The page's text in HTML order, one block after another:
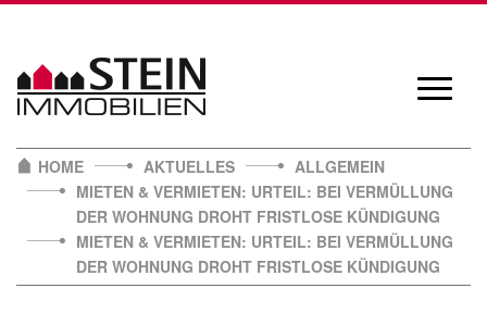
content
HOME
AKTUELLES
ALLGEMEIN
MIETEN & VERMIETEN: URTEIL: BEI VERMÜLLUNG
DER WOHNUNG DROHT FRISTLOSE KÜNDIGUNG
MIETEN & VERMIETEN: URTEIL: BEI VERMÜLLUNG
DER WOHNUNG DROHT FRISTLOSE KÜNDIGUNG